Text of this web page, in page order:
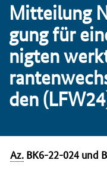
Mit­tei­lung
gung für
nig­ten
den
Az. BK6-22-024 und